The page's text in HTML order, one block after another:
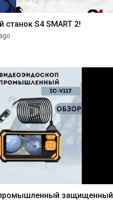
станок S4 SMART 2!
защищенный